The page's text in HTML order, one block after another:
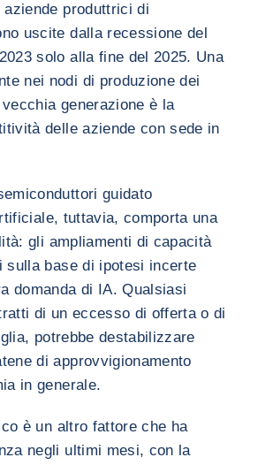
produttrici di
uscite dalla recessione del
solo alla fine del 2025. Una
nei nodi di produzione dei
generazione è la
delle aziende con sede in
guidato
tuttavia, comporta una
gli ampliamenti di capacità
sulla base di ipotesi incerte
domanda di IA. Qualsiasi
di un eccesso di offerta o di
potrebbe destabilizzare
di approvvigionamento
in generale.
è un altro fattore che ha
negli ultimi mesi, con la